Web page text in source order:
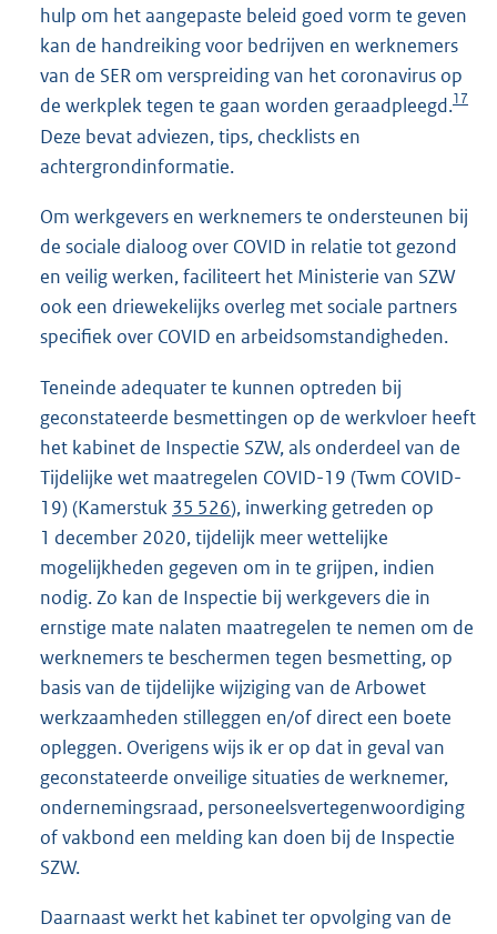
hulp om het aangepaste beleid goed vorm te geven
kan de handreiking voor bedrijven en werknemers
van de SER om verspreiding van het coronavirus op
de werkplek tegen te gaan worden geraadpleegd.17
Deze bevat adviezen, tips, checklists en
achtergrondinformatie.
Om werkgevers en werknemers te ondersteunen bij
de sociale dialoog over COVID in relatie tot gezond
en veilig werken, faciliteert het Ministerie van SZW
ook een driewekelijks overleg met sociale partners
specifiek over COVID en arbeidsomstandigheden.
Teneinde adequater te kunnen optreden bij
geconstateerde besmettingen op de werkvloer heeft
het kabinet de Inspectie SZW, als onderdeel van de
Tijdelijke wet maatregelen COVID-19 (Twm COVID-
19) (Kamerstuk 35 526), inwerking getreden op
1 december 2020, tijdelijk meer wettelijke
mogelijkheden gegeven om in te grijpen, indien
nodig. Zo kan de Inspectie bij werkgevers die in
ernstige mate nalaten maatregelen te nemen om de
werknemers te beschermen tegen besmetting, op
basis van de tijdelijke wijziging van de Arbowet
werkzaamheden stilleggen en/of direct een boete
opleggen. Overigens wijs ik er op dat in geval van
geconstateerde onveilige situaties de werknemer,
ondernemingsraad, personeelsvertegenwoordiging
of vakbond een melding kan doen bij de Inspectie
SZW.
Daarnaast werkt het kabinet ter opvolging van de